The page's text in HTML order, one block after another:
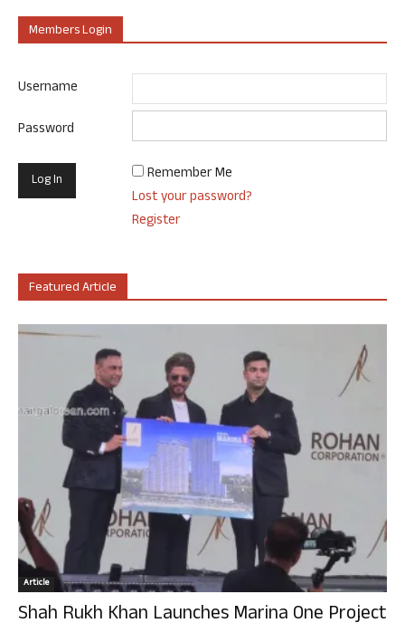
Members Login
Username
Password
Remember Me
Lost your password?
Register
Featured Article
Article
Shah Rukh Khan Launches Marina One Project